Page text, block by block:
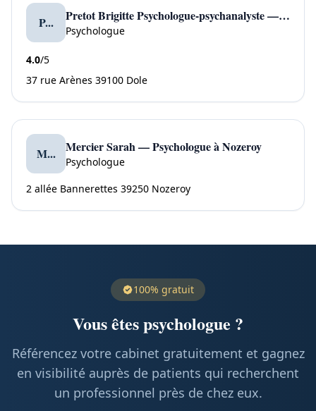
P... Pretot Brigitte Psychologue-psychanalyste — Psychologue à Dole
Psychologue
4.0/5
37 rue Arènes 39100 Dole
M... Mercier Sarah — Psychologue à Nozeroy
Psychologue
2 allée Bannerettes 39250 Nozeroy
100% gratuit
Vous êtes psychologue ?
Référencez votre cabinet gratuitement et gagnez
en visibilité auprès de patients qui recherchent
un professionnel près de chez eux.